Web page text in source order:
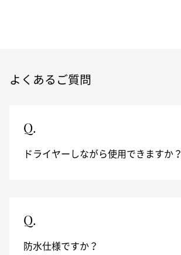
よくあるご質問
Q.
ドライヤーしながら使用できますか？
Q.
防水仕様ですか？